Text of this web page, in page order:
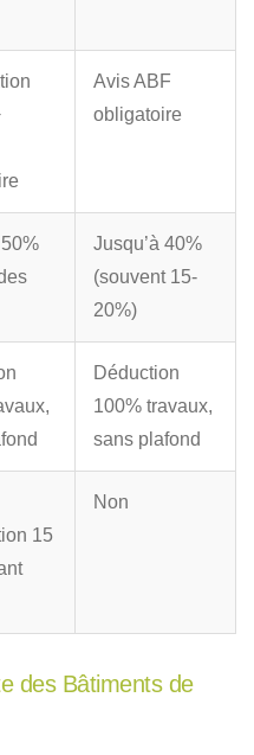
Avis ABF
obligatoire
Jusqu’à 40%
(souvent 15-
20%)
Déduction
100% travaux,
sans plafond
15
Non
des Bâtiments de